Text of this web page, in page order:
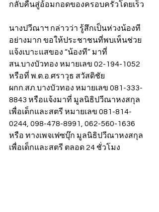
กลับคืนสู่อ้อมกอดของครอบครัวโดยเร็ว
นางปวีณาฯ กล่าวว่า รู้สึกเป็นห่วงน้องที
อย่างมาก ขอให้ประชาชนที่พบเห็นช่วย
แจ้งเบาะแสของ “น้องที” มาที่
สน.บางบัวทอง หมายเลข 02-194-1052
หรือที่ พ.ต.อ.ศราวุธ สวัสดิชัย
ผกก.สภ.บางบัวทอง หมายเลข 081-333-
8843 หรือแจ้งมาที่ มูลนิธิปวีณาหงสกุล
เพื่อเด็กและสตรี หมายเลข 081-814-
0244, 098-478-8991, 062-560-1636
หรือ ทางเพจเฟซบุ๊ก มูลนิธิปวีณาหงสกุล
เพื่อเด็กและสตรี ตลอด 24 ชั่วโมง